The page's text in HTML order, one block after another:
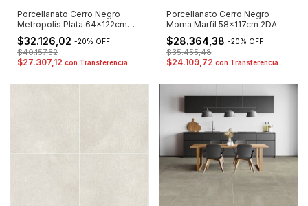
Porcellanato Cerro Negro
Metropolis Plata 64x122cm
2DA
$32.126,02 -20% OFF
$40.157,52
$27.307,12 con Transferencia
Porcellanato Cerro Negro
Moma Marfil 58x117cm 2DA
$28.364,38 -20% OFF
$35.455,48
$24.109,72 con Transferencia